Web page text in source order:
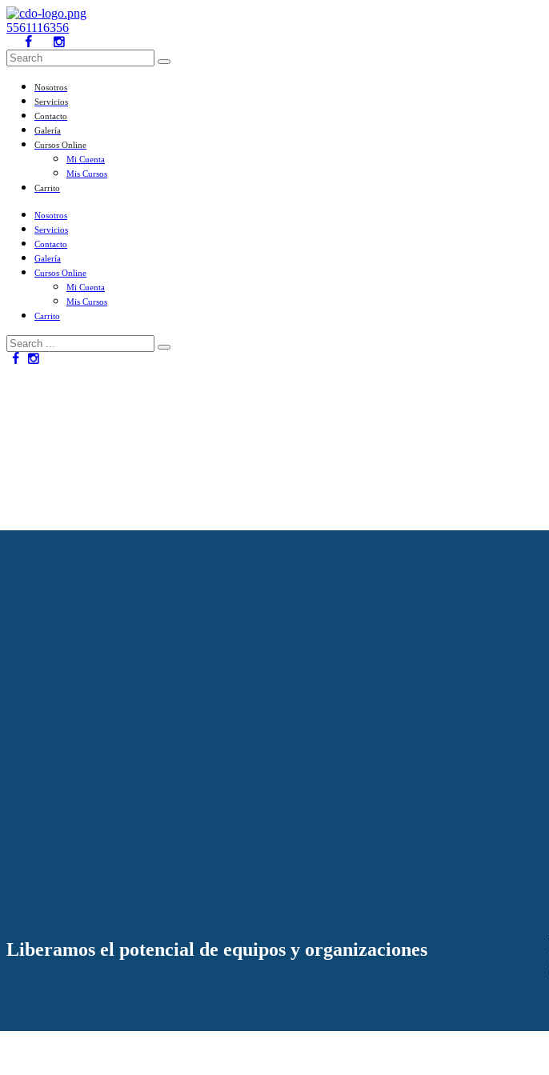
5561116356
Nosotros
Servicios
Contacto
Galería
Cursos Online
Mi Cuenta
Mis Cursos
Carrito
Nosotros
Servicios
Contacto
Galería
Cursos Online
Mi Cuenta
Mis Cursos
Carrito
Liberamos el potencial de equipos y organizaciones